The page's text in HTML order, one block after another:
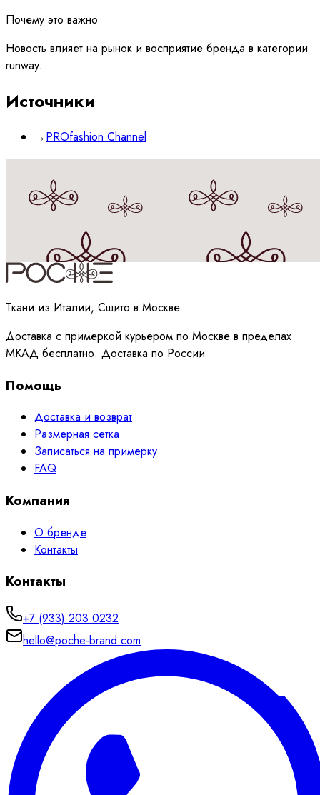
Почему это важно
Новость влияет на рынок и восприятие бренда в категории
runway.
Источники
→PROfashion Channel
Принимаюполитикуобработки данных
Ткани из Италии, Сшито в Москве
Доставка с примеркой курьером по Москве в пределах
МКАД бесплатно. Доставка по России
Помощь
Доставка и возврат
Размерная сетка
Записаться на примерку
FAQ
Компания
О бренде
Контакты
Контакты
+7 (933) 203 0232
hello@poche-brand.com